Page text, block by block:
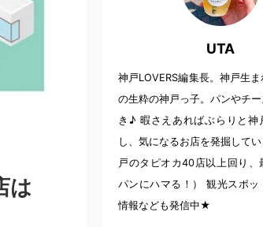
は
UTA
神戸LOVERS編集長。神戸生
の生粋の神戸っ子。パンやチ
き♪ 暇さえあればぶらりと神
し、気になるお店を発掘して
戸のタピオカ40店以上回り、
パンにハマる！） 観光スポッ
情報なども発信中★